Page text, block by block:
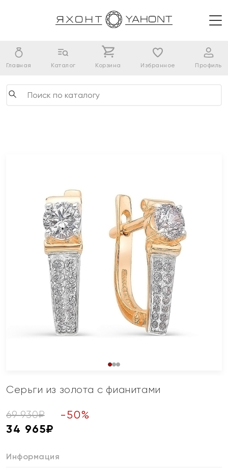
Главная Каталог Корзина Избранное Профиль
Серьги из золота с фианитами
69 930₽ -50%
34 965₽
Информация